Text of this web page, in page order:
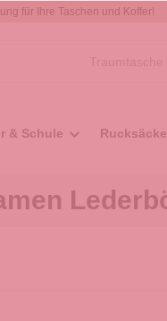
für Ihre Taschen und Koffer!
& Schule Rucksäcke